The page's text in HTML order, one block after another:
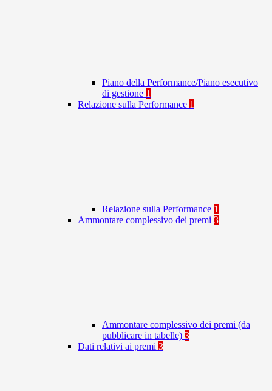
Piano della Performance/Piano esecutivo
di gestione 1
Relazione sulla Performance 1
Relazione sulla Performance 1
Ammontare complessivo dei premi 3
Ammontare complessivo dei premi (da
pubblicare in tabelle) 3
Dati relativi ai premi 3